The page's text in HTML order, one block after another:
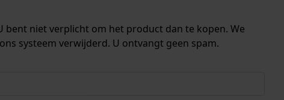
niet verplicht om het product dan te kopen. We
systeem verwijderd. U ontvangt geen spam.